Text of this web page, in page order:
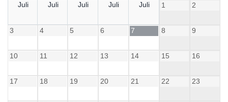
Juli
Juli Juli Juli Juli 1 2
3 4 5 6 7 8 9
10 11 12 13 14 15 16
17 18 19 20 21 22 23